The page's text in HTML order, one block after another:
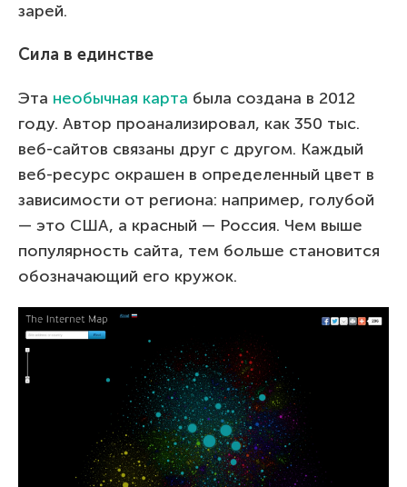
зарей.
Сила в единстве
Эта необычная карта была создана в 2012
году. Автор проанализировал, как 350 тыс.
веб-сайтов связаны друг с другом. Каждый
веб-ресурс окрашен в определенный цвет в
зависимости от региона: например, голубой
— это США, а красный — Россия. Чем выше
популярность сайта, тем больше становится
обозначающий его кружок.